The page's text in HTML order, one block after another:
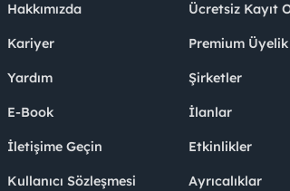
Hakkımızda
Kariyer
Yardım
E-Book
İletişime Geçin
Kullanıcı Sözleşmesi
Ücretsiz Kayıt
Premium Üyelik
Şirketler
İlanlar
Etkinlikler
Ayrıcalıklar